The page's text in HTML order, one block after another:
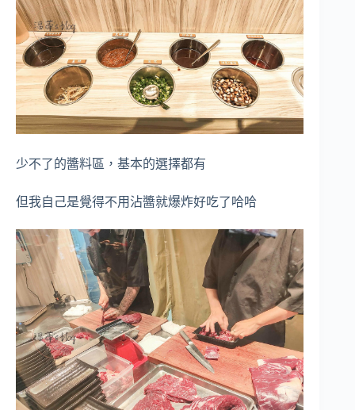
少不了的醬料區，基本的選擇都有
但我自己是覺得不用沾醬就爆炸好吃了哈哈